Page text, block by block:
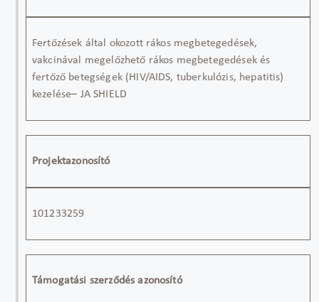
Fertőzések által okozott rákos megbetegedések,
vakcinával megelőzhető rákos megbetegedések és
fertőző betegségek (HIV/AIDS, tuberkulózis, hepatitis)
kezelése– JASHIELD
Projektazonosító
101233259
Támogatási szerződés azonosító